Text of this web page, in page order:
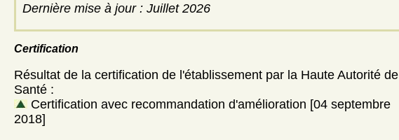
Dernière mise à jour : Juillet 2026
Certification
Résultat de la certification de l'établissement par la Haute Autorité de
Santé :
Certification avec recommandation d'amélioration [04 septembre
2018]